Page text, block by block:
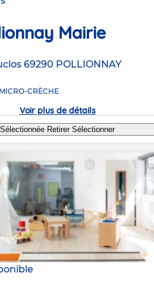
Mairie
69290 POLLIONNAY
MICRO-CRÈCHE
Voir plus de détails
Sélectionnée RetirerSélectionner